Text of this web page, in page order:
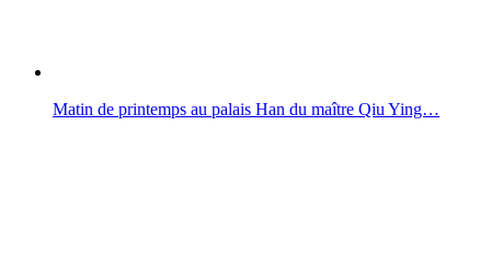
Matin de printemps au palais Han du maître Qiu Ying…